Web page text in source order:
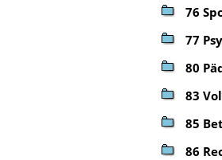
76
77
80
83
85
86